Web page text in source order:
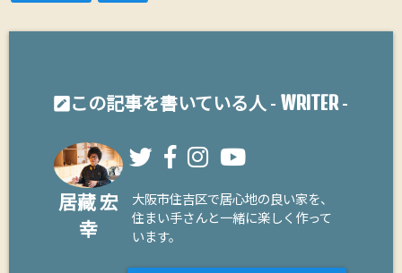
この記事を書いている人 - WRITER -
居藏 宏
幸
大阪市住吉区で居心地の良い家を、
住まい手さんと一緒に楽しく作って
います。